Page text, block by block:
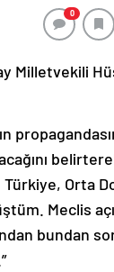
Orta
Meclis
bundan